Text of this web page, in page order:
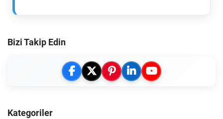
Bizi Takip Edin
Kategoriler